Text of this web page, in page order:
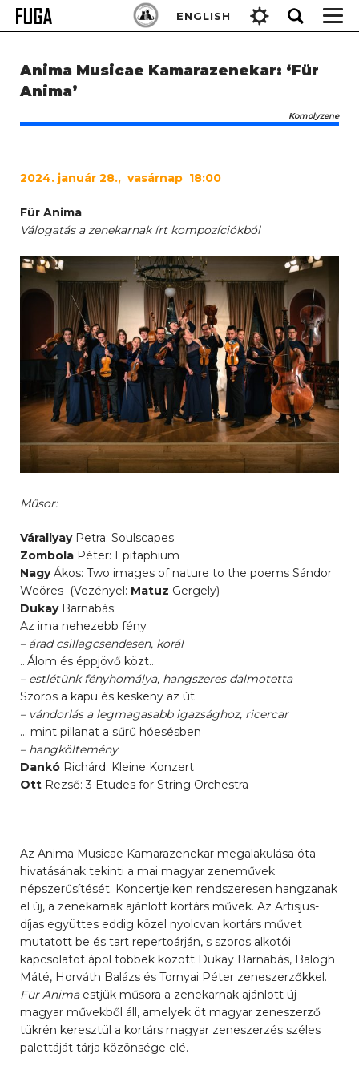
Skip
ENGLISH
Keresés:
Anima Musicae Kamarazenekar: ‘Für
Anima’
Komolyzene
2024. január 28., vasárnap 18:00
Für Anima
Válogatás a zenekarnak írt kompozíciókból
Műsor:
VárallyayPetra: Soulscapes
Zombola Péter: Epitaphium
NagyÁkos: Two images of nature to the poems Sándor
Weöres (Vezényel: Matuz Gergely)
DukayBarnabás:
Az ima nehezebb fény
– árad csillagcsendesen, korál
…Álom és éppjövő közt…
– estlétünk fényhomálya, hangszeres dalmotetta
Szoros a kapu és keskeny az út
– vándorlás a legmagasabb igazsághoz, ricercar
… mint pillanat a sűrű hóesésben
– hangköltemény
Dankó Richárd: Kleine Konzert
Ott Rezső: 3 Etudes for String Orchestra
Az Anima Musicae Kamarazenekar megalakulása óta
hivatásának tekinti a mai magyar zeneművek
népszerűsítését. Koncertjeiken rendszeresen hangzanak
el új, a zenekarnak ajánlott kortárs művek. Az Artisjus-
díjas együttes eddig közel nyolcvan kortárs művet
mutatott be és tart repertoárján, s szoros alkotói
kapcsolatot ápol többek között Dukay Barnabás, Balogh
Máté, Horváth Balázs és Tornyai Péter zeneszerzőkkel.
Für Anima estjük műsora a zenekarnak ajánlott új
magyar művekből áll, amelyek öt magyar zeneszerző
tükrén keresztül a kortárs magyar zeneszerzés széles
palettáját tárja közönsége elé.